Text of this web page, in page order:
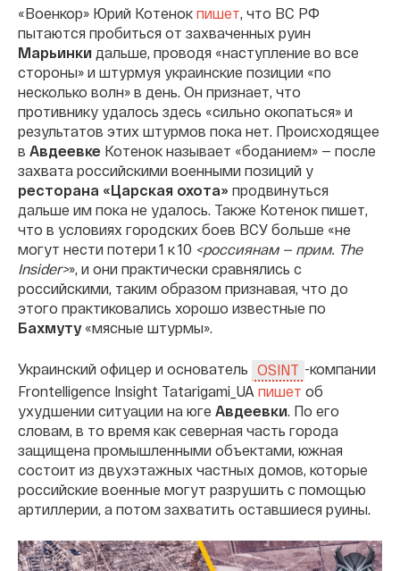
«Военкор» Юрий Котенок пишет, что ВС РФ
пытаются пробиться от захваченных руин
Марьинки дальше, проводя «наступление во все
стороны» и штурмуя украинские позиции «по
несколько волн» в день. Он признает, что
противнику удалось здесь «сильно окопаться» и
результатов этих штурмов пока нет. Происходящее
в Авдеевке Котенок называет «боданием» — после
захвата российскими военными позиций у
ресторана «Царская охота» продвинуться
дальше им пока не удалось. Также Котенок пишет,
что в условиях городских боев ВСУ больше «не
могут нести потери 1 к 10 <россиянам — прим. The
Insider>», и они практически сравнялись с
российскими, таким образом признавая, что до
этого практиковались хорошо известные по
Бахмуту«мясные штурмы».
Украинский офицер и основатель OSINT -компании
Frontelligence Insight Tatarigami_UA пишет об
ухудшении ситуации на юге Авдеевки . По его
словам, в то время как северная часть города
защищена промышленными объектами, южная
состоит из двухэтажных частных домов, которые
российские военные могут разрушить с помощью
артиллерии, а потом захватить оставшиеся руины.